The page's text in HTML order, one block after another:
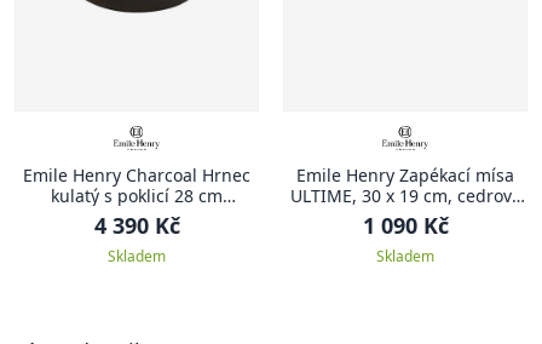
Emile Henry Charcoal Hrnec
kulatý s poklicí 28 cm
antracitový Charcoal
4 390 Kč
Skladem
Emile Henry Zapékací mísa
ULTIME, 30 x 19 cm, cedrově
zelená
1 090 Kč
Skladem